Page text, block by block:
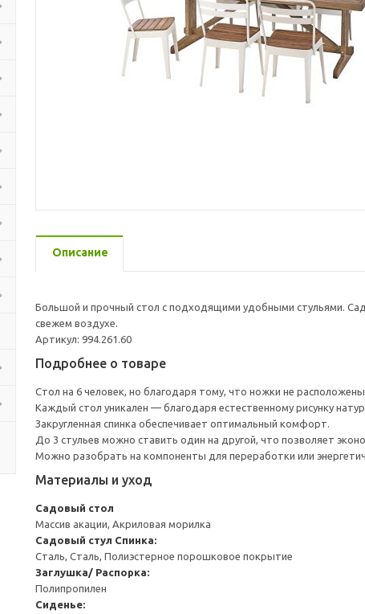
Описание
Большой и прочный стол с подходящими удобными стульями.
свежем воздухе.
Артикул: 994.261.60
Подробнее о товаре
Стол на 6 человек, но благодаря тому, что ножки не
Каждый стол уникален — благодаря естественному рисунку
Закругленная спинка обеспечивает оптимальный комфорт.
До 3 стульев можно ставить один на другой, что позволяет
Можно разобрать на компоненты для переработки или
Материалы и уход
Садовый стол
Массив акации, Акриловая морилка
Садовый стул Спинка:
Сталь, Сталь, Полиэстерное порошковое покрытие
Заглушка/ Распорка:
Полипропилен
Сиденье: